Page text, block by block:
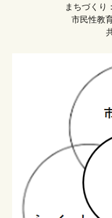
まちづくり
市民性教